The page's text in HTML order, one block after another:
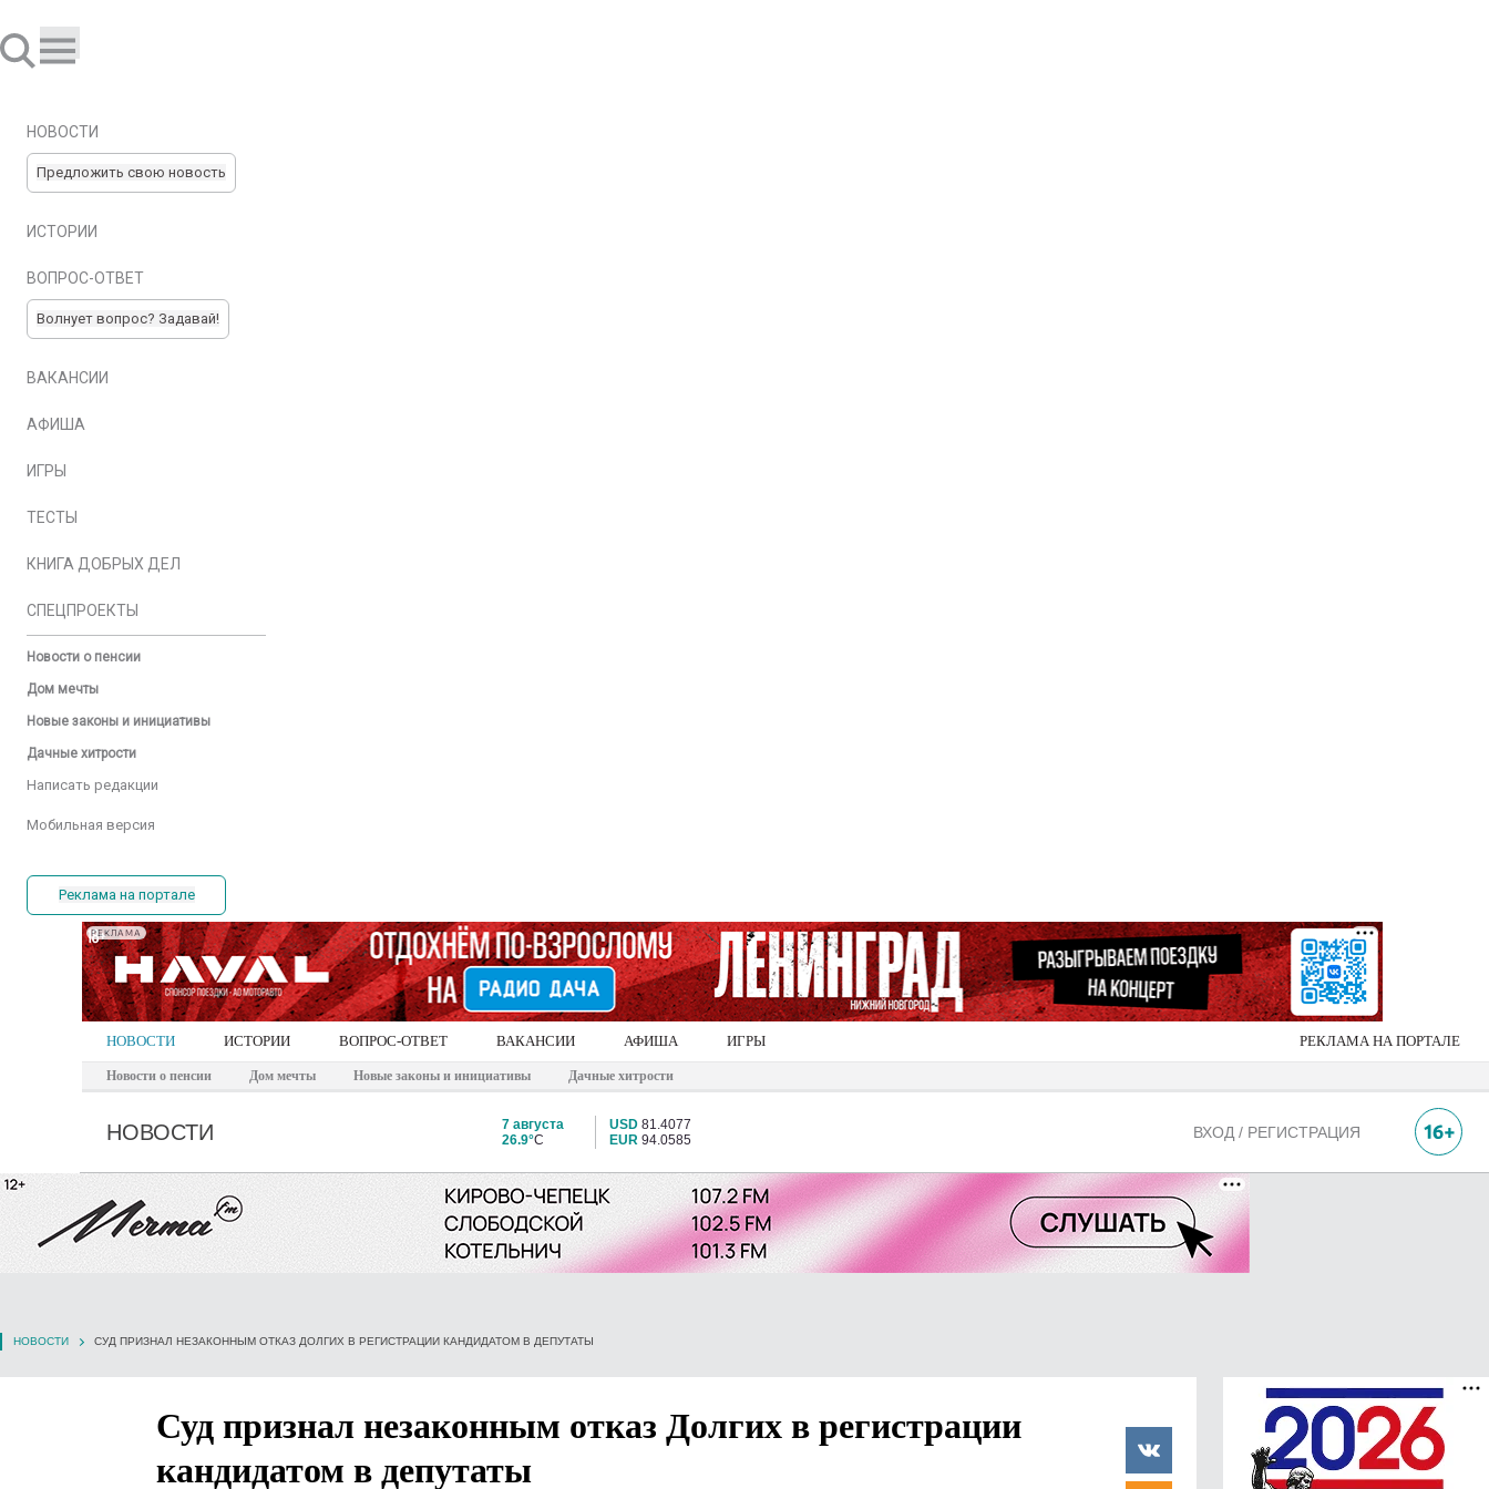
НОВОСТИ
Предложить свою новость
ИСТОРИИ
ВОПРОС-ОТВЕТ
Волнует вопрос? Задавай!
ВАКАНСИИ
АФИША
ИГРЫ
ТЕСТЫ
КНИГА ДОБРЫХ ДЕЛ
СПЕЦПРОЕКТЫ
Новости о пенсии
Дом мечты
Новые законы и инициативы
Дачные хитрости
Написать редакции
Мобильная версия
Реклама на портале
РЕКЛАМА
НОВОСТИ ИСТОРИИ ВОПРОС-ОТВЕТ ВАКАНСИИ АФИША ИГРЫ РЕКЛАМА НА ПОРТАЛЕ
Новости о пенсии Дом мечты Новые законы и инициативы Дачные хитрости
НОВОСТИ
7 августа
26.9°C
USD 81.4077
EUR 94.0585 ВХОД / РЕГИСТРАЦИЯ
НОВОСТИ СУД ПРИЗНАЛ НЕЗАКОННЫМ ОТКАЗ ДОЛГИХ В РЕГИСТРАЦИИ КАНДИДАТОМ В ДЕПУТАТЫ
Суд признал незаконным отказ Долгих в регистрации
кандидатом в депутаты